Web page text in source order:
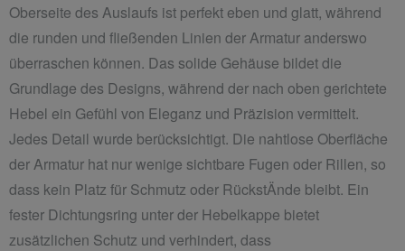
Oberseite des Auslaufs ist perfekt eben und glatt, während
die runden und fließenden Linien der Armatur anderswo
überraschen können. Das solide Gehäuse bildet die
Grundlage des Designs, während der nach oben gerichtete
Hebel ein Gefühl von Eleganz und Präzision vermittelt.
Jedes Detail wurde berücksichtigt. Die nahtlose Oberfläche
der Armatur hat nur wenige sichtbare Fugen oder Rillen, so
dass kein Platz für Schmutz oder RückstÄnde bleibt. Ein
fester Dichtungsring unter der Hebelkappe bietet
zusätzlichen Schutz und verhindert, dass